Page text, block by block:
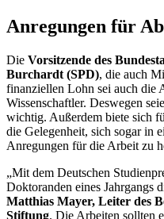
Anregungen für
Die Vorsitzende des
Burchardt (SPD), die auch
finanziellen Lohn sei auch die
Wissenschaftler. Deswegen
wichtig. Außerdem biete sich
die Gelegenheit, sich sogar in
Anregungen für die Arbeit zu
„Mit dem Deutschen
Doktoranden eines Jahrgangs
Matthias Mayer, Leiter des
Stiftung. Die Arbeiten sollten